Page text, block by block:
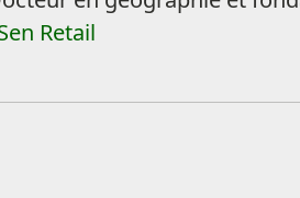
Retail